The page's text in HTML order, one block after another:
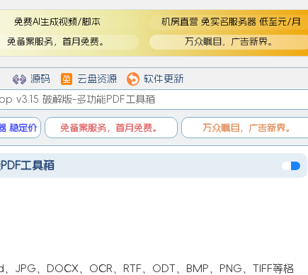
免费AI生成视频/脚本 机房直营 免实名服务器 低至元/月
免备案服务，首月免费。 万众瞩目，广告新界。
源码 云盘资源 软件更新
v3.15 破解版-多功能PDF工具箱
稳定价 免备案服务，首月免费。 万众瞩目，广告新界。
工具箱
JPG、DOCX、OCR、RTF、ODT、BMP、PNG、TIFF等格